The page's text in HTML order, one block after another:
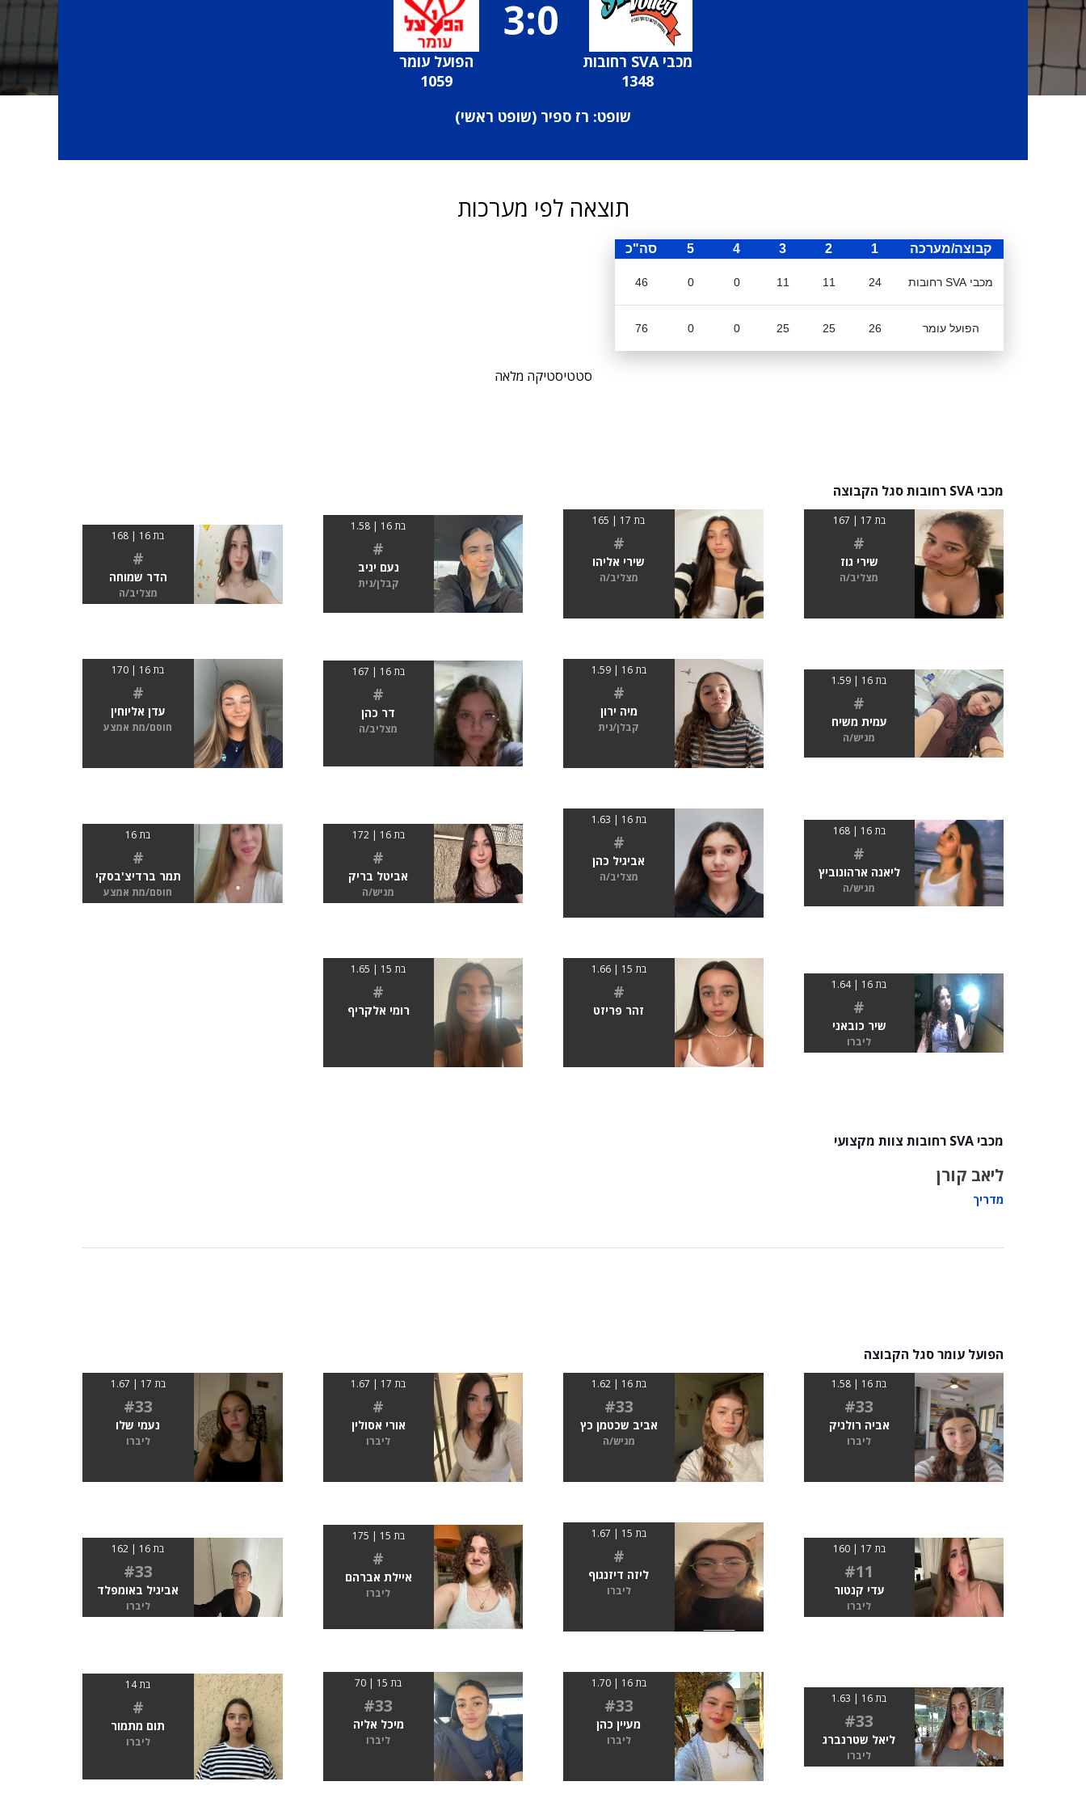
מכבי SVA רחובות
1348
3:0
הפועל עומר
1059
שופט: רז ספיר (שופט ראשי)
תוצאה לפי מערכות
קבוצה/מערכה 1
2
3
4
5 סה"כ
מכבי SVA רחובות 24
11
11
0
0
46
הפועל עומר 26
25
25
0
0
76
סטטיסטיקה מלאה
מכבי SVA רחובות סגל הקבוצה
בת 17 | 167
#
שירי גוז
מצליב/ה
בת 17 | 165
#
שירי אליהו
מצליב/ה
בת 16 | 1.58
#
נעם יניב
קבלן/נית
בת 16 | 168
#
הדר שמוחה
מצליב/ה
בת 16 | 1.59
#
עמית משיח
מגיש/ה
בת 16 | 1.59
#
מיה ירון
קבלן/נית
בת 16 | 167
#
דר כהן
מצליב/ה
בת 16 | 170
#
עדן אליוחין
חוסם/מת אמצע
בת 16 | 168
#
ליאנה ארהונוביץ
מגיש/ה
בת 16 | 1.63
#
אביגיל כהן
מצליב/ה
בת 16 | 172
#
אביטל בריק
מגיש/ה
בת 16
#
תמר ברדיצ'בסקי
חוסם/מת אמצע
בת 16 | 1.64
#
שיר כובאני
ליברו
בת 15 | 1.66
#
זהר פריזט
בת 15 | 1.65
#
רומי אלקריף
מכבי SVA רחובות צוות מקצועי
ליאב קורן
מדריך
הפועל עומר סגל הקבוצה
בת 16 | 1.58
#33
אביה רולניק
ליברו
בת 16 | 1.62
#33
אביב שכטמן כץ
מגיש/ה
בת 17 | 1.67
#
אורי אסולין
ליברו
בת 17 | 1.67
#33
נעמי שלו
ליברו
בת 17 | 160
#11
עדי קנטור
ליברו
בת 15 | 1.67
#
ליזה דיזנגוף
ליברו
בת 15 | 175
#
איילת אברהם
ליברו
בת 16 | 162
#33
אביגיל באומפלד
ליברו
בת 16 | 1.63
#33
ליאל שטרנברג
ליברו
בת 16 | 1.70
#33
מעיין כהן
ליברו
בת 15 | 70
#33
מיכל אליה
ליברו
בת 14
#
תום מתמור
ליברו